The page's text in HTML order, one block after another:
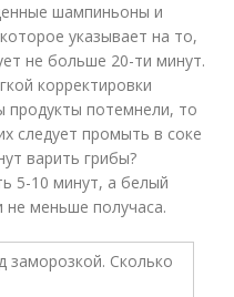
шампиньоны и
указывает на то,
не больше 20-ти минут.
корректировки
продукты потемнели, то
следует промыть в соке
варить грибы?
5-10 минут, а белый
меньше получаса.